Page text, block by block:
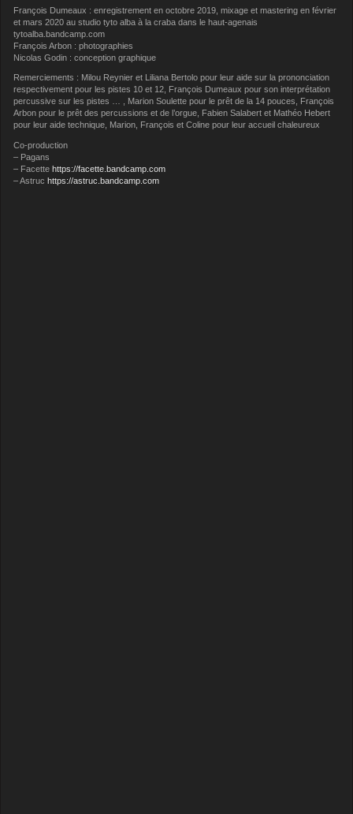
François Dumeaux : enregistrement en octobre 2019, mixage et mastering en février
et mars 2020 au studio tyto alba à la craba dans le haut-agenais
tytoalba.bandcamp.com
François Arbon : photographies
Nicolas Godin : conception graphique
Remerciements : Milou Reynier et Liliana Bertolo pour leur aide sur la prononciation
respectivement pour les pistes 10 et 12, François Dumeaux pour son interprétation
percussive sur les pistes … , Marion Soulette pour le prêt de la 14 pouces, François
Arbon pour le prêt des percussions et de l’orgue, Fabien Salabert et Mathéo Hebert
pour leur aide technique, Marion, François et Coline pour leur accueil chaleureux
Co-production
– Pagans
– Facettehttps://facette.bandcamp.com
– Astruchttps://astruc.bandcamp.com